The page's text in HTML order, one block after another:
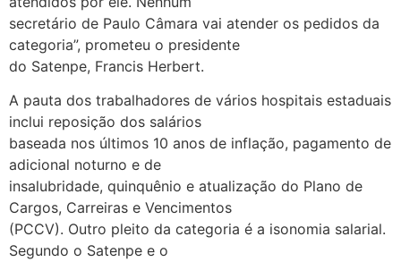
secretário de Paulo Câmara vai atender os pedidos da
categoria”, prometeu o presidente
do Satenpe, Francis Herbert.
A pauta dos trabalhadores de vários hospitais estaduais
inclui reposição dos salários
baseada nos últimos 10 anos de inflação, pagamento de
adicional noturno e de
insalubridade, quinquênio e atualização do Plano de
Cargos, Carreiras e Vencimentos
(PCCV). Outro pleito da categoria é a isonomia salarial.
Segundo o Satenpe e o